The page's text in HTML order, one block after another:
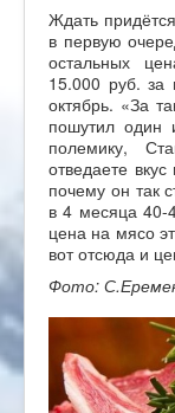
Ждать
в первую
остальных
15.000 руб. за
октябрь. «За
пошутил один
полемику,
отведаете
почему он так
в 4 месяца 40-
цена на мясо
вот отсюда и
Фото: